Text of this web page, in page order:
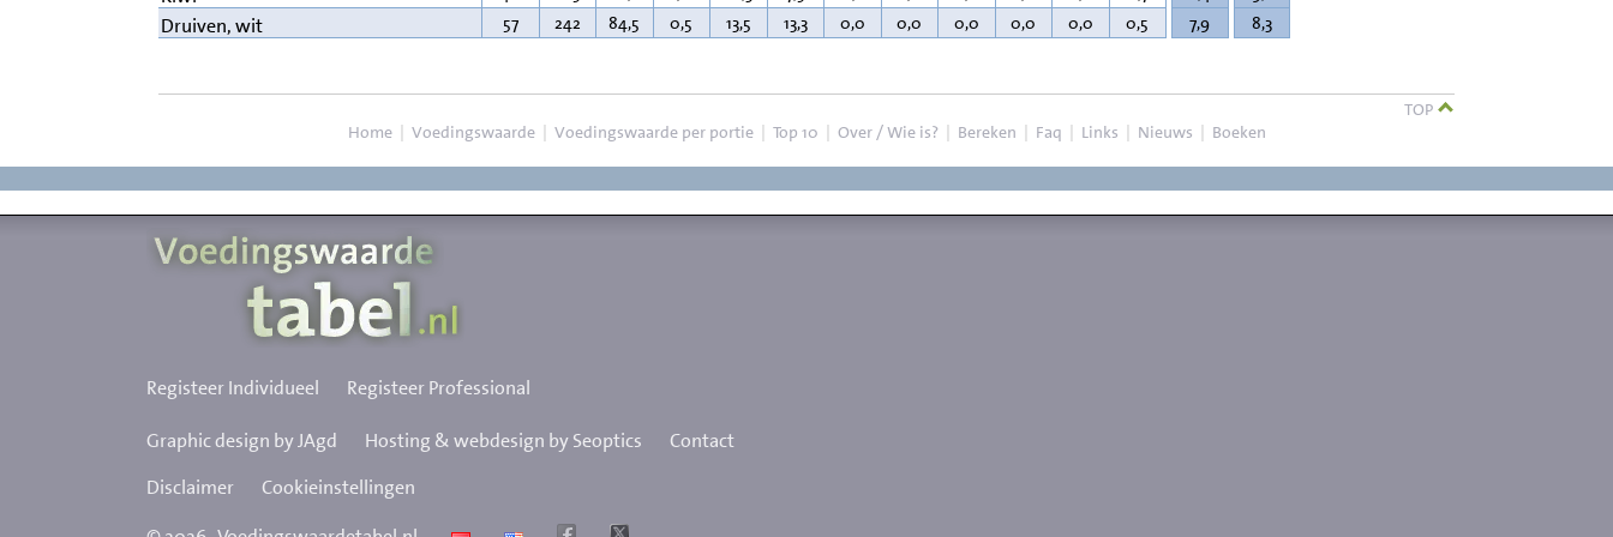
Druiven, wit 57 242 84,5 0,5 13,5 13,3 0,0 0,0 0,0 0,0 0,0 0,5 7,9 8,3
TOP
Home | Voedingswaarde | Voedingswaarde per portie | Top 10 | Over / Wie is? | Bereken | Faq | Links | Nieuws | Boeken
Registeer Individueel Registeer Professional
Graphic design by JAgd Hosting & webdesign by Seoptics
Contact
Disclaimer
Cookieinstellingen